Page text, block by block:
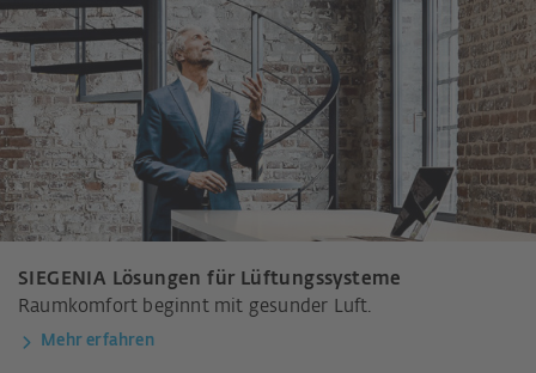
SIEGENIA Lösungen für Lüftungssysteme
Raumkomfort beginnt mit gesunder Luft.
Mehr erfahren